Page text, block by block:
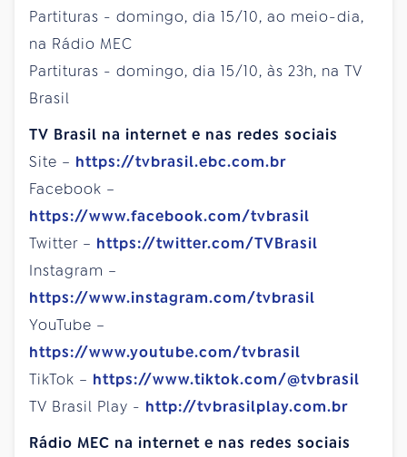
Partituras - domingo, dia 15/10, ao meio-dia,
na Rádio MEC
Partituras - domingo, dia 15/10, às 23h, na TV
Brasil
TV Brasil na internet e nas redes sociais
Site – https://tvbrasil.ebc.com.br
Facebook –
https://www.facebook.com/tvbrasil
Twitter – https://twitter.com/TVBrasil
Instagram –
https://www.instagram.com/tvbrasil
YouTube –
https://www.youtube.com/tvbrasil
TikTok – https://www.tiktok.com/@tvbrasil
TV Brasil Play - http://tvbrasilplay.com.br
Rádio MEC na internet e nas redes sociais